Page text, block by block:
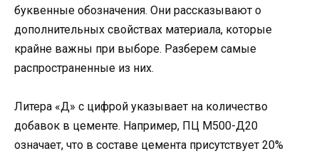
буквенные обозначения. Они рассказывают о
дополнительных свойствах материала, которые
крайне важны при выборе. Разберем самые
распространенные из них.
Литера «Д» с цифрой указывает на количество
добавок в цементе. Например, ПЦ М500-Д20
означает, что в составе цемента присутствует 20%